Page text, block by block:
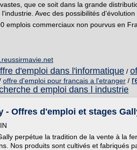
que ce soit dans la grande
Avec des possibilités
emplois commerciaux non pourvus en
d'emploi dans l'informatique /
offre d'emploi pour francais a l'etranger /
d emploi dans l industrie
- Offres d'emploi et stages
perpétue la tradition de la vente à la
Nos produits sont cultivés et fabriqués